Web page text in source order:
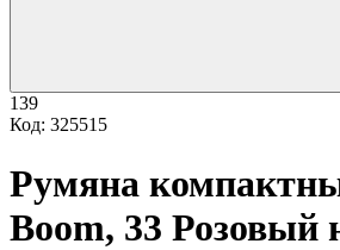
139
Код: 325515
Румяна
Boom, 33 Розовый